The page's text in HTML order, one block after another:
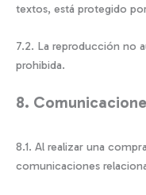
textos, está protegido
7.2. La reproducción no
prohibida.
8.
8.1. Al realizar una
comunicaciones